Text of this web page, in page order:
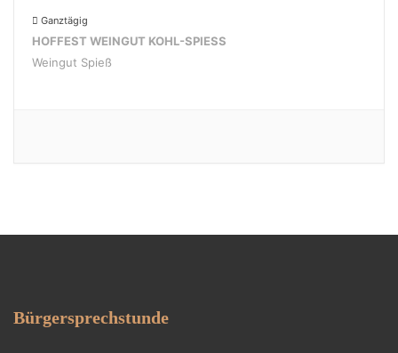
Ganztägig
HOFFEST WEINGUT KOHL-SPIESS
Weingut Spieß
Bürgersprechstunde